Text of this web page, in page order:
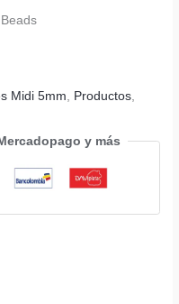
Midi 5mm, Productos,
y más